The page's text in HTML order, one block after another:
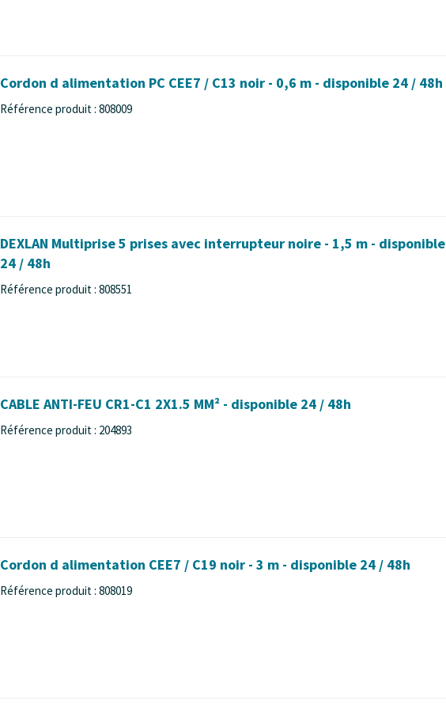
Cordon d alimentation PC CEE7 / C13 noir - 0,6 m - disponible 24 / 48h
Référence produit : 808009
DEXLAN Multiprise 5 prises avec interrupteur noire - 1,5 m - disponible
24 / 48h
Référence produit : 808551
CABLE ANTI-FEU CR1-C1 2X1.5 MM² - disponible 24 / 48h
Référence produit : 204893
Cordon d alimentation CEE7 / C19 noir - 3 m - disponible 24 / 48h
Référence produit : 808019